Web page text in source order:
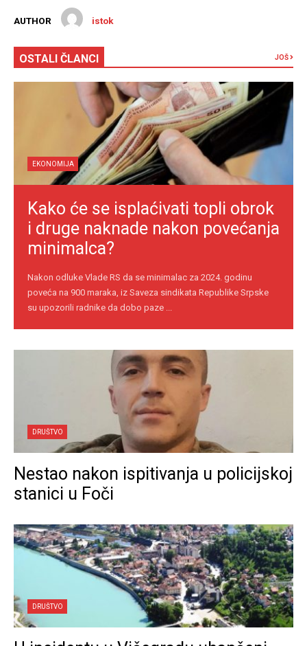
AUTHOR istok
OSTALI ČLANCI JOŠ
EKONOMIJA
Kako će se isplaćivati topli obrok
i druge naknade nakon povećanja
minimalca?
Nakon odluke Vlade RS da se minimalac za 2024. godinu
poveća na 900 maraka, iz Saveza sindikata Republike Srpske
su upozorili radnike da dobo paze ...
DRUŠTVO
Nestao nakon ispitivanja u policijskoj
stanici u Foči
DRUŠTVO